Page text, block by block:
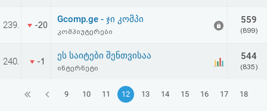
239. -20
Gcomp.ge - ჯი კომპი
კომპიუტერები
559
(899)
240. -1
ეს საიტები შენთვისაა
ინტერნეტი
544
(835)
9 10 11 12 13 14 15 16 17 18